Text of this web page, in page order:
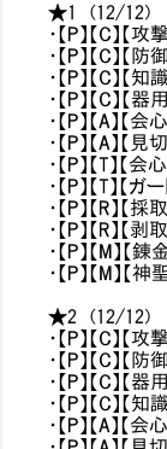
★1 (12/12)
・【P】【C】【
・【P】【C】【
・【P】【C】【
・【P】【C】【
・【P】【A】【
・【P】【A】【
・【P】【T】【会
・【P】【T】【
・【P】【R】【
・【P】【R】【
・【P】【M】【
・【P】【M】【
★2 (12/12)
・【P】【C】【
・【P】【C】【
・【P】【C】【
・【P】【C】【
・【P】【A】【